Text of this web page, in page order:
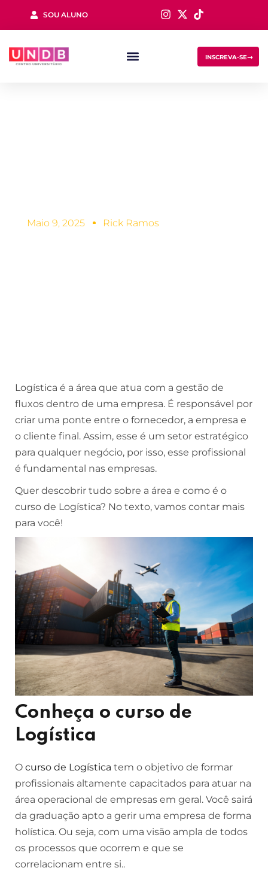
SOU ALUNO
INSCREVA-SE
Maio 9, 2025 Rick Ramos
Logística é a área que atua com a gestão de
fluxos dentro de uma empresa. É responsável por
criar uma ponte entre o fornecedor, a empresa e
o cliente final. Assim, esse é um setor estratégico
para qualquer negócio, por isso, esse profissional
é fundamental nas empresas.
Quer descobrir tudo sobre a área e como é o
curso de Logística? No texto, vamos contar mais
para você!
Conheça o curso de
Logística
O curso de Logística tem o objetivo de formar
profissionais altamente capacitados para atuar na
área operacional de empresas em geral. Você sairá
da graduação apto a gerir uma empresa de forma
holística. Ou seja, com uma visão ampla de todos
os processos que ocorrem e que se
correlacionam entre si..